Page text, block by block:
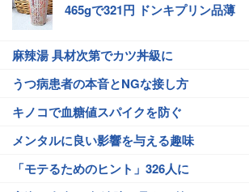
465gで321円 ドンキプリン品薄
麻辣湯 具材次第でカツ丼級に
うつ病患者の本音とNGな接し方
キノコで血糖値スパイクを防ぐ
メンタルに良い影響を与える趣味
「モテるためのヒント」326人に